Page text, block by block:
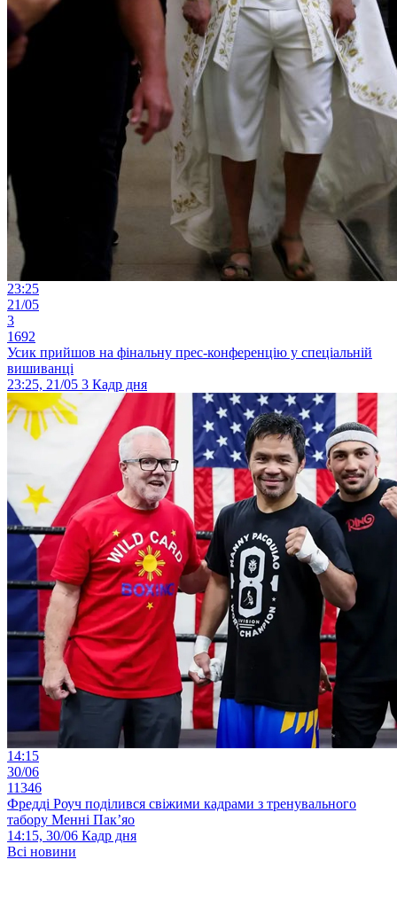
23:25
21/05
3
1692
Усик прийшов на фінальну прес-конференцію у спеціальній
вишиванці
23:25, 21/05 3 Кадр дня
14:15
30/06
11346
Фредді Роуч поділився свіжими кадрами з тренувального
табору Менні Пак’яо
14:15, 30/06 Кадр дня
Всі новини